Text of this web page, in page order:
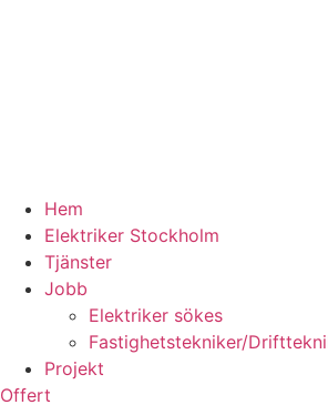
Hem
Elektriker Stockholm
Tjänster
Jobb
Elektriker sökes
Fastighetstekniker/
Projekt
Offert